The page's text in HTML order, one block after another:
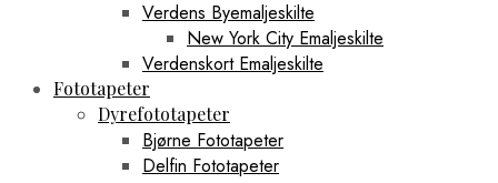
Verdens Byemaljeskilte
New York City Emaljeskilte
Verdenskort Emaljeskilte
Fototapeter
Dyrefototapeter
Bjørne Fototapeter
Delfin Fototapeter